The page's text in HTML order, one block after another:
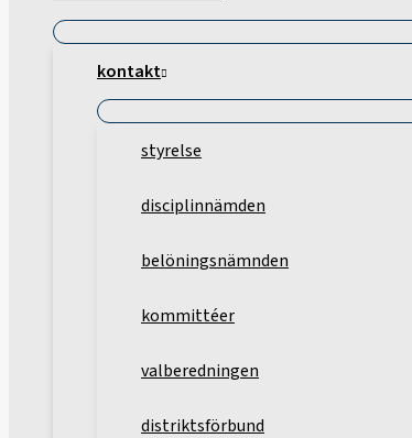
kontakt
styrelse
disciplinnämden
belöningsnämnden
kommittéer
valberedningen
distriktsförbund